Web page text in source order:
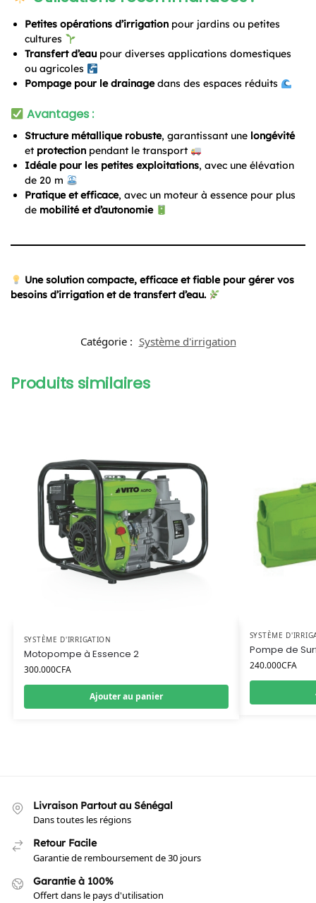
Petites opérations d’irrigation pour jardins ou petites
cultures
Transfert d’eau pour diverses applications domestiques
ou agricoles
Pompage pour le drainagedans des espaces réduits
Avantages:
Structure métallique robuste, garantissant une longévité
et protection pendant le transport
Idéale pour les petites exploitations, avec une élévation
de 20 m
Pratique et efficace, avec un moteur à essence pour plus
de mobilité et d’autonomie
Une solution compacte, efficace et fiable pour gérer vos
besoins d’irrigation et de transfert d’eau.
Catégorie : Système d'irrigation
Produits similaires
SYSTÈME D'IRRIGATION
Motopompe à Essence 2
300.000CFA
Ajouter au panier
SYSTÈME
Pompe de
240.000CFA
Livraison Partout au Sénégal
Dans toutes les régions
Retour Facile
Garantie de remboursement de 30 jours
Garantie à 100%
Offert dans le pays d'utilisation